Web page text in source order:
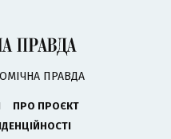
ПРАВДА
ПРО ПРОЄКТ